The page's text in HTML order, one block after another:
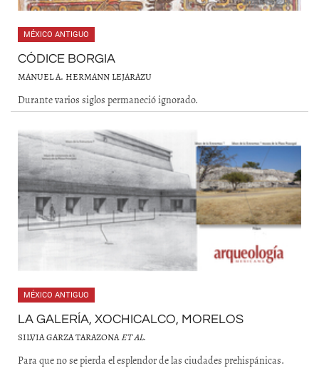
MÉXICO ANTIGUO
CÓDICE BORGIA
MANUEL A. HERMANN LEJARAZU
Durante varios siglos permaneció ignorado.
MÉXICO ANTIGUO
LA GALERÍA, XOCHICALCO, MORELOS
SILVIA GARZA TARAZONAET AL.
Para que no se pierda el esplendor de las ciudades prehispánicas.